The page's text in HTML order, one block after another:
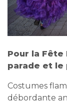
Pour la Fête
parade et le
Costumes
débordante